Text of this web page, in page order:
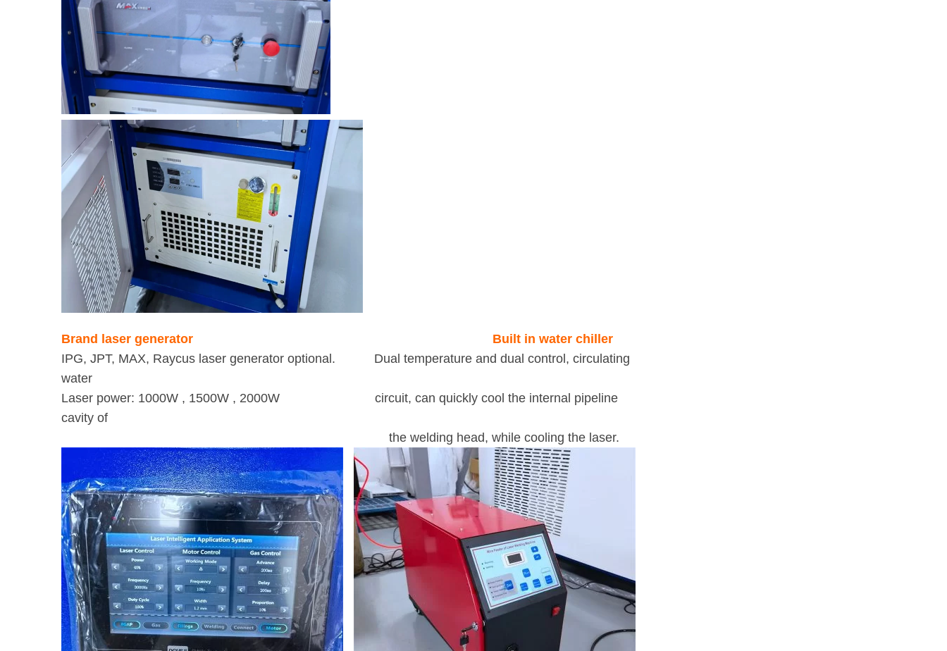
Brand laser generator
Built in water chiller
IPG, JPT, MAX, Raycus laser generator optional. Dual temperature and dual control, circulating
water
Laser power: 1000W , 1500W , 2000W circuit, can quickly cool the internal pipeline
cavity of
the welding head, while cooling the laser.